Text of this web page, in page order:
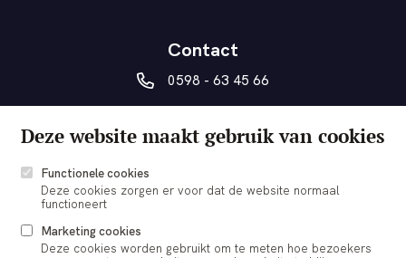
Deze website maakt gebruik van cookies
Functionele cookies
Deze cookies zorgen er voor dat de website normaal
functioneert
Marketing cookies
Deze cookies worden gebruikt om te meten hoe bezoekers
Contact
0598 - 63 45 66
Museumplein 5a
9641 AD Veendam